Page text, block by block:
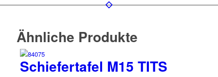
Ähnliche Produkte
Schiefertafel M15 TITS